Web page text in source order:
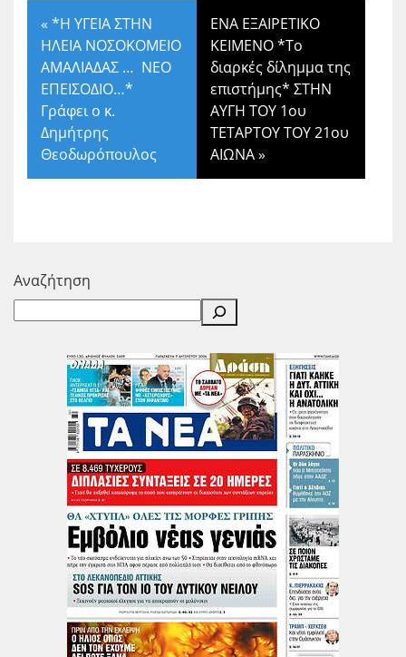
« *Η ΥΓΕΙΑ ΣΤΗΝ
ΗΛΕΙΑ ΝΟΣΟΚΟΜΕΙΟ
ΑΜΑΛΙΑΔΑΣ … ΝΕΟ
ΕΠΕΙΣΟΔΙΟ…*
Γράφει ο κ.
Δημήτρης
Θεοδωρόπουλος
ΕΝΑ ΕΞΑΙΡΕΤΙΚΟ
ΚΕΙΜΕΝΟ *Το
διαρκές δίλημμα της
επιστήμης* ΣΤΗΝ
ΑΥΓΗ ΤΟΥ 1ου
ΤΕΤΑΡΤΟΥ ΤΟΥ 21ου
ΑΙΩΝΑ»
Αναζήτηση